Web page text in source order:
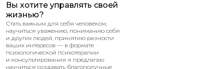
Вы хотите управлять своей
жизнью?
Стать важным для себя человеком,
научиться уважению, пониманию себя
и других людей, принятию разности
ваших интересов — в формате
психологической психотерапии
и консультирования я предлагаю
научиться создавать благополучные